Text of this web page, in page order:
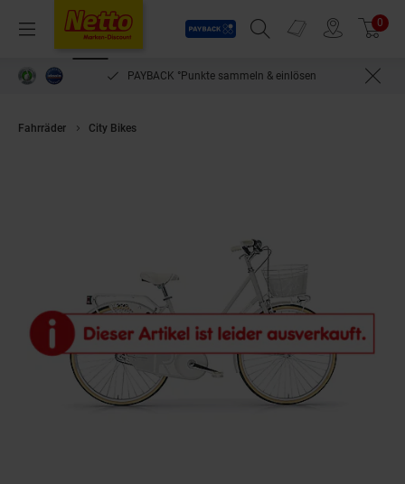
Menü
Payback
Suchfeld einblenden
Prospekte 0
PAYBACK °Punkte sammeln & einlösen
Fahrräder City Bikes